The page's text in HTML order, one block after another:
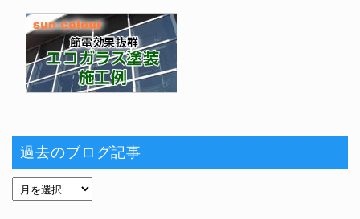
過去のブログ記事